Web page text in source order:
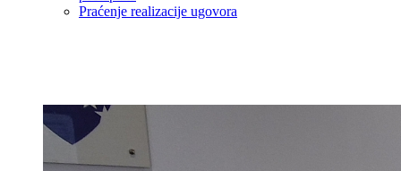
Praćenje realizacije ugovora